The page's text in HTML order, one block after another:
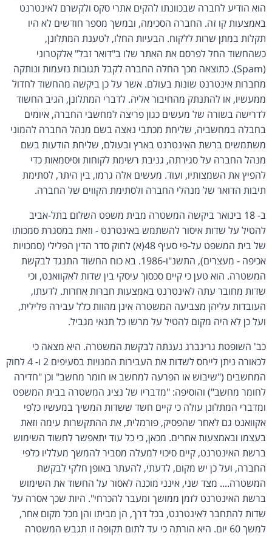
הוא הודיע לחברה שבכוונתו להקים אתרי סקס ולקשרם לאינטרנט
באמצעות קו זה. החברה הסכימה, ובמשך מספר חודשים לא היו
תקלות במתן שרות ללקוח. הבעיות החלו, לטענת המתלונן,
כשהחשוד החל לפרסם את האתר שלו ב"דואר זבל" אלקטרוני
(Spam). כתוצאה מכך החלה החברה לקבל תגובות נזעמות ונותקה
מחברות אינטרנט שונות בעולם. אשר על כן ביקשה מהחשוד לחדול
ממעשיו, או להתנתק מהחיבור אליה. לדברי המתלונן, הגיב החשוד
לדרישה בשורה של מעשים כגון פריצה למחשבי החברה, איומים
בחבלה במחשביה, שליחת מכתבי נאצה בשם מנהל החברה להמוני
משתמשים ברשת האינטרנט בארץ ובעולם, שליחת הודעות בשם
מנהל החברה על סגירתה, גניבת רשימת לקוחות וסיסמאות כדי
להפיץ את השמצותיו, ועוד. מעשים אלה גרמו, בין היתר, לסתימת
תיבות הדואר של מנהלי החברה ולסתימת הקווים של החברה.
ב- 18 בינואר ביקשה המשטרה מבית משפט השלום בתל-אביב
להטיל על שדות איסור להשתמש באינטרנט - וזאת במסגרת סמכותו
של בית המשפט על-פי סעיף 48(א) לחוק סדר הדין הפלילי (סמכויות
אכיפה - מעצרים), התשנ"ו-1986. בא כוח החשוד התנגד לבקשת
המשטרה. הוא טען כי קיים סכסוך עיסקי בין שדות לאקוואנט, וכי
שדות מחובר עתה לאינטרנט באמצעות חברות אחרות. לדעתו,
העובדות עליהן מצביעה המשטרה אינן מהוות כלל עבירה פלילית,
ועל כן לא היה מקום להטיל על מרשו כל תנאי מגביל.
כב' השופטת גרינברג נענתה לבקשת המשטרה. היא מצאה כי
לכאורה ניתן לייחס לשדות את העבירות המנויות בסעיפים 2 ו- 4 לחוק
המחשבים ("שיבוש או הפרעה למחשב או חומר מחשב" וכן "חדירה
לחומר מחשב") והוסיפה: "מדבריו של נציג המשטרה בבית המשפט
ומדברי המתלונן עולה כי קיים חשד ששדות המשיך במעשיו כלפי
אקוואנט גם לאחר שהפסיק, פורמלית, את ההתקשרות עימה וזאת
בעצמו ובאמצעות אחרים. מכאן, כי כל עוד יתאפשר לחשוד השימוש
ברשת האינטרנט, קיים סיכוי למעלה מסביר להמשך מעלליו כלפי
החברה, ועל כן יש מקום, לדעתי, להעתר באופן חלקי לבקשת
המשטרה.... מצד שני, אינני מוכנה לאסור על החשוד את השימוש
ברשת האינטרנט לזמן ממושך ומעבר להכרחי". היות שכך אסרה על
שדות להתחבר לאינטרנט, בכל דרך, הן מביתו והן מכל מקום אחר,
למשך 60 יום. היא הורתה כי עד לתום תקופה זו תגבש המשטרה